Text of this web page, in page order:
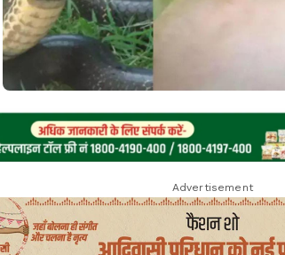
Advertisement